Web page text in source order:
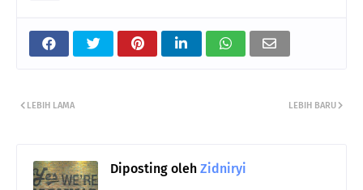
LEBIH BARU
LEBIH LAMA
Diposting oleh Zidniryi